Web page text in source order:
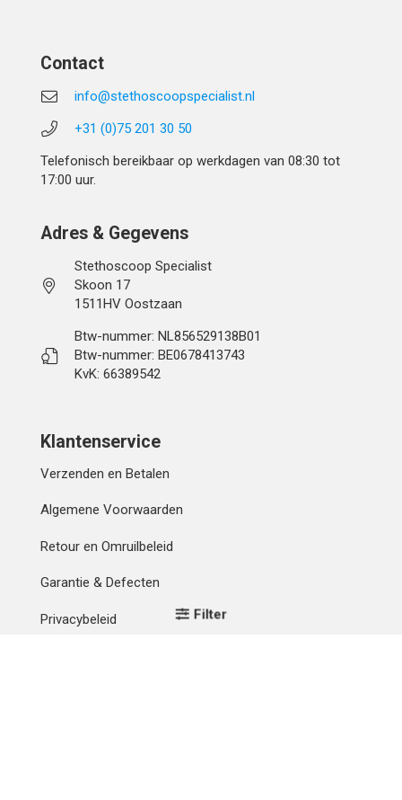
Filter
Contact
info@stethoscoopspecialist.nl
+31 (0)75 201 30 50
Telefonisch bereikbaar op werkdagen van 08:30 tot
17:00 uur.
Adres & Gegevens
Stethoscoop Specialist
Skoon 17
1511HV Oostzaan
Btw-nummer: NL856529138B01
Btw-nummer: BE0678413743
KvK: 66389542
Klantenservice
Verzenden en Betalen
Algemene Voorwaarden
Retour en Omruilbeleid
Garantie & Defecten
Privacybeleid